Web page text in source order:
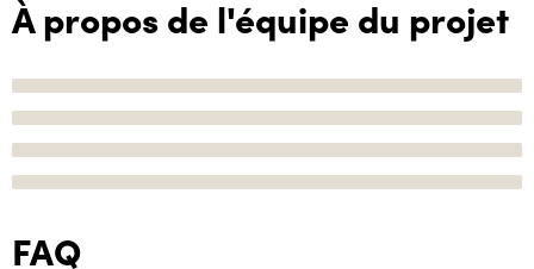
À propos de l'équipe du projet
FAQ